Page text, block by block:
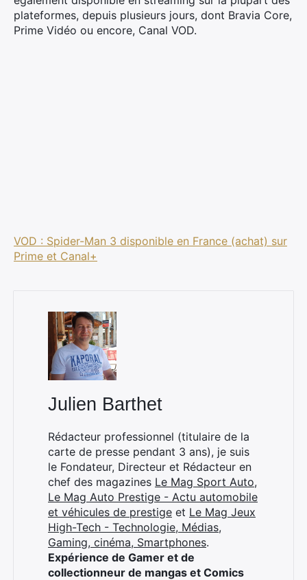
plateformes, depuis plusieurs jours, dont Bravia Core,
Prime Vidéo ou encore, Canal VOD.
VOD : Spider-Man 3 disponible en France (achat) sur
Prime et Canal+
Julien Barthet
Rédacteur professionnel (titulaire de la
carte de presse pendant 3 ans), je suis
le Fondateur, Directeur et Rédacteur en
chef des magazines Le Mag Sport Auto,
Le Mag Auto Prestige - Actu automobile
et véhicules de prestige et Le Mag Jeux
High-Tech - Technologie, Médias,
Gaming, cinéma, Smartphones.
Expérience de Gamer et de
collectionneur de mangas et Comics
×
Rechercher